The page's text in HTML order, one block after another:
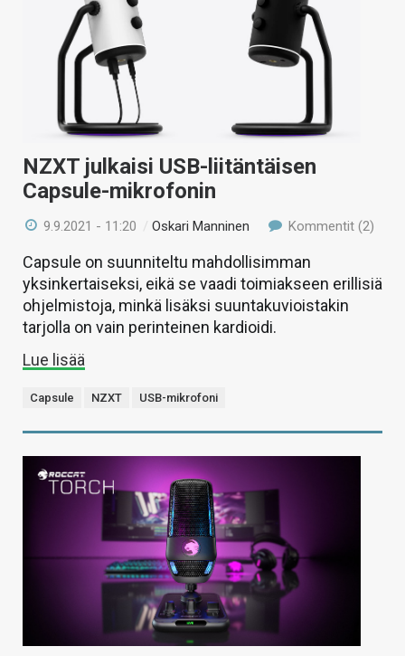
NZXT julkaisi USB-liitäntäisen
Capsule-mikrofonin
9.9.2021 - 11:20 /Oskari Manninen Kommentit (2)
Capsule on suunniteltu mahdollisimman
yksinkertaiseksi, eikä se vaadi toimiakseen erillisiä
ohjelmistoja, minkä lisäksi suuntakuvioistakin
tarjolla on vain perinteinen kardioidi.
Lue lisää
Capsule NZXT USB-mikrofoni